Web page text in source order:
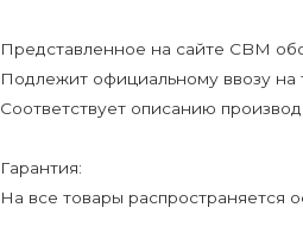
Представленное на сайте CBM
Подлежит официальному ввозу
Соответствует описанию
Гарантия:
На все товары распространяется